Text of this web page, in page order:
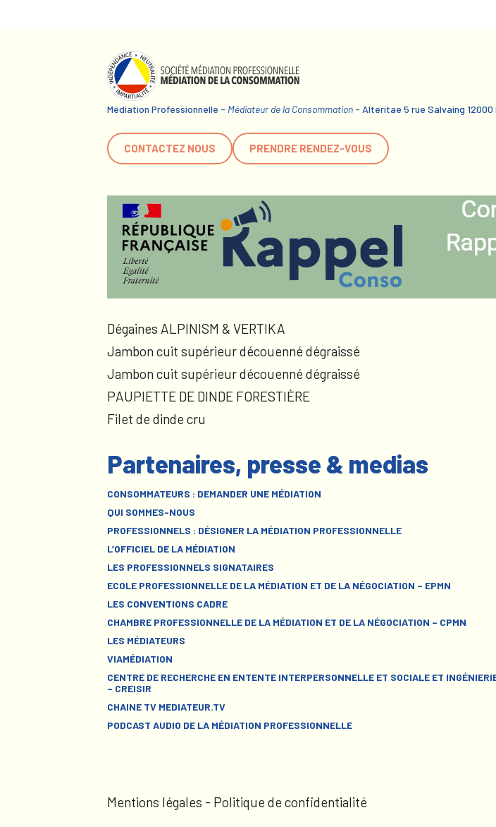
Médiation Professionnelle - Médiateur de la Consommation - Alteritae 5 rue Salvaing 12000
CONTACTEZ NOUS PRENDRE RENDEZ-VOUS
Dégaines ALPINISM & VERTIKA
Jambon cuit supérieur découenné dégraissé
Jambon cuit supérieur découenné dégraissé
PAUPIETTE DE DINDE FORESTIÈRE
Filet de dinde cru
Partenaires, presse & medias
CONSOMMATEURS : DEMANDER UNE MÉDIATION
QUI SOMMES-NOUS
PROFESSIONNELS : DÉSIGNER LA MÉDIATION PROFESSIONNELLE
L’OFFICIEL DE LA MÉDIATION
LES PROFESSIONNELS SIGNATAIRES
ECOLE PROFESSIONNELLE DE LA MÉDIATION ET DE LA NÉGOCIATION – EPMN
LES CONVENTIONS CADRE
CHAMBRE PROFESSIONNELLE DE LA MÉDIATION ET DE LA NÉGOCIATION – CPMN
LES MÉDIATEURS
VIAMÉDIATION
CENTRE DE RECHERCHE EN ENTENTE INTERPERSONNELLE ET SOCIALE ET
– CREISIR
CHAINE TV MEDIATEUR.TV
PODCAST AUDIO DE LA MÉDIATION PROFESSIONNELLE
Mentions légales - Politique de confidentialité